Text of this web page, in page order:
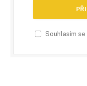
Souhlasím se